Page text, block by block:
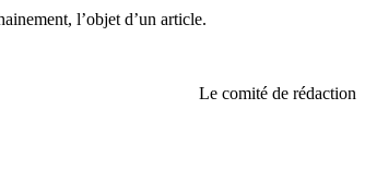
l’objet d’un article.
Le comité de rédaction